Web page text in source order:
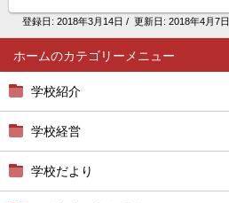
ホーム
学校紹介
学校経営
学校だより
登録日: 2018年3月14日 / 更新日: 2018年4月7日